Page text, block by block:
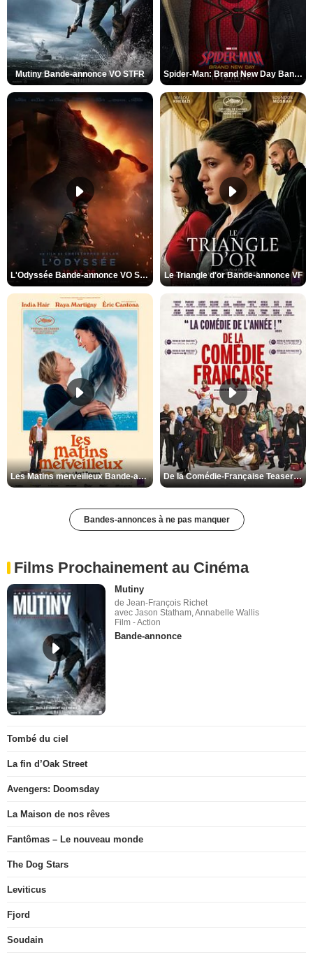
Mutiny Bande-annonce VO STFR Spider-Man: Brand New Day Bande-annonce VO STFR
L'Odyssée Bande-annonce VO STFR Le Triangle d'or Bande-annonce VF
Les Matins merveilleux Bande-annonce VF De la Comédie-Française Teaser VF
Bandes-annonces à ne pas manquer
Films Prochainement au Cinéma
Mutiny
de Jean-François Richet
avec Jason Statham, Annabelle Wallis
Film - Action
Bande-annonce
Tombé du ciel
La fin d’Oak Street
Avengers: Doomsday
La Maison de nos rêves
Fantômas – Le nouveau monde
The Dog Stars
Leviticus
Fjord
Soudain